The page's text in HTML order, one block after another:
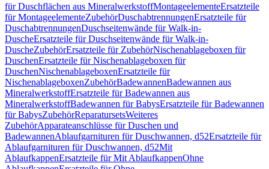
für Duschflächen aus MineralwerkstoffMontageelementeErsatzteile
für MontageelementeZubehörDuschabtrennungenErsatzteile für
DuschabtrennungenDuschseitenwände für Walk-in-
DuscheErsatzteile für Duschseitenwände für Walk-in-
DuscheZubehörErsatzteile für ZubehörNischenablageboxen für
DuschenErsatzteile für Nischenablageboxen für
DuschenNischenablageboxenErsatzteile für
NischenablageboxenZubehörBadewannenBadewannen aus
MineralwerkstoffErsatzteile für Badewannen aus
MineralwerkstoffBadewannen für BabysErsatzteile für Badewannen
für BabysZubehörReparatursetsWeiteres
ZubehörApparateanschlüsse für Duschen und
BadewannenAblaufgarnituren für Duschwannen, d52Ersatzteile für
Ablaufgarnituren für Duschwannen, d52Mit
AblaufkappenErsatzteile für Mit AblaufkappenOhne